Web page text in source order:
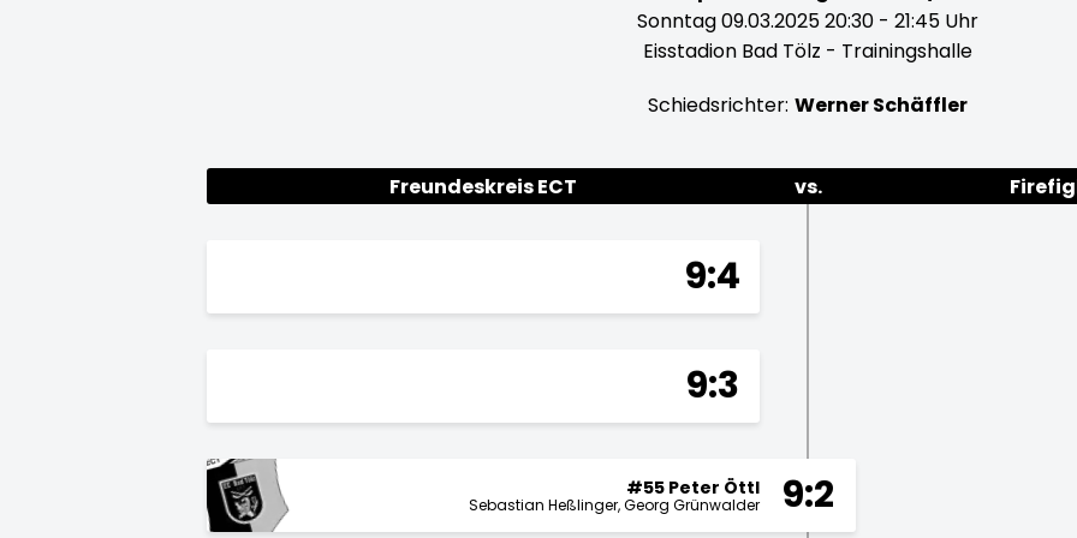
Sonntag 09.03.2025 20:30 - 21:45 Uhr
Eisstadion Bad Tölz - Trainingshalle
Schiedsrichter: Werner Schäffler
Freundeskreis ECT vs.
9:4
9:3
9:2
#55 Peter Öttl
Sebastian Heßlinger Georg Grünwalder